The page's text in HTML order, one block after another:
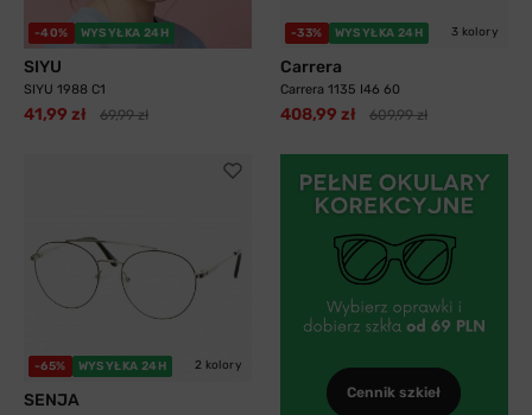
-40% WYSYŁKA 24H
SIYU
SIYU 1988 C1
41,99 zł 69,99 zł
-33% WYSYŁKA 24H 3 kolory
Carrera
Carrera 1135 I46 60
408,99 zł 609,99 zł
-65% WYSYŁKA 24H 2 kolory
SENJA Cennik szkieł